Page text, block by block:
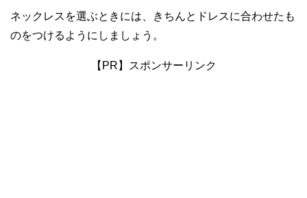
ネックレスを選ぶときには、きちんとドレスに合わせたも
のをつけるようにしましょう。
【PR】スポンサーリンク